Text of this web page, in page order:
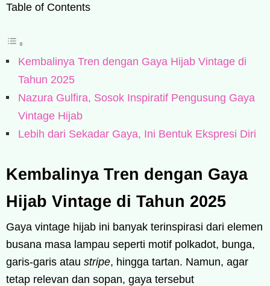
Table of Contents
Kembalinya Tren dengan Gaya Hijab Vintage di
Tahun 2025
Nazura Gulfira, Sosok Inspiratif Pengusung Gaya
Vintage Hijab
Lebih dari Sekadar Gaya, Ini Bentuk Ekspresi Diri
Kembalinya Tren dengan Gaya
Hijab Vintage di Tahun 2025
Gaya vintage hijab ini banyak terinspirasi dari elemen
busana masa lampau seperti motif polkadot, bunga,
garis-garis atau stripe, hingga tartan. Namun, agar
tetap relevan dan sopan, gaya tersebut